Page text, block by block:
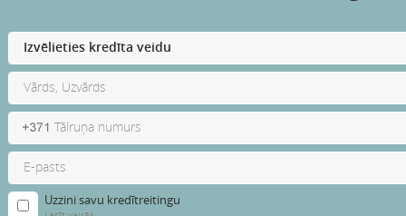
Uzzini savu kredītreitingu